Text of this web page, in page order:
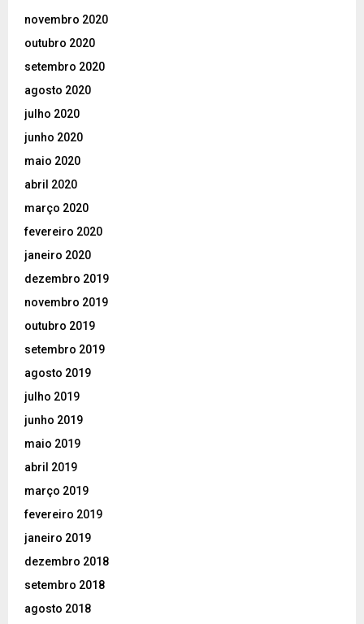
novembro 2020
outubro 2020
setembro 2020
agosto 2020
julho 2020
junho 2020
maio 2020
abril 2020
março 2020
fevereiro 2020
janeiro 2020
dezembro 2019
novembro 2019
outubro 2019
setembro 2019
agosto 2019
julho 2019
junho 2019
maio 2019
abril 2019
março 2019
fevereiro 2019
janeiro 2019
dezembro 2018
setembro 2018
agosto 2018